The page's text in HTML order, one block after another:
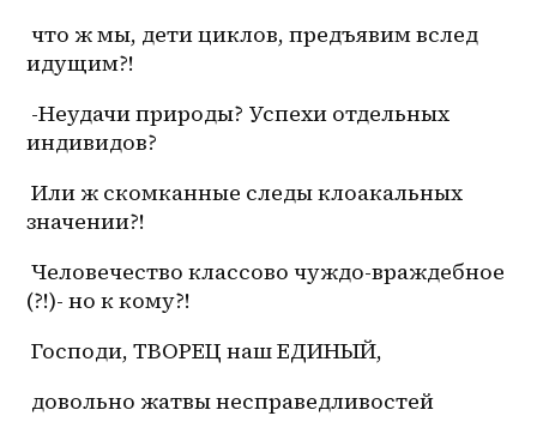
что ж мы, дети циклов, предъявим вслед
идущим?!
индивидов?
Или ж скомканные следы клоакальных
значении?!
Человечество классово чуждо-враждебное
(?!)- но к кому?!
Господи, ТВОРЕЦ наш ЕДИНЫЙ,
довольно жатвы несправедливостей